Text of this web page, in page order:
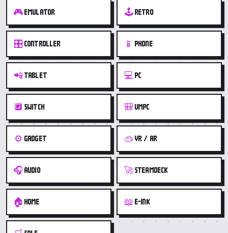
🎮 EMULATOR 🕹️ RETRO
🎛️ CONTROLLER 📱 PHONE
📲 TABLET 💻 PC
🔲 SWITCH 🎒 UMPC
⚙️ GADGET 🥽 VR / AR
🎧 AUDIO 🚀 STEAMDECK
🏠 HOME 📖 E-INK